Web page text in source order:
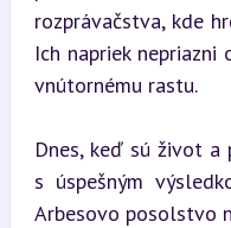
rozprávačstva, kde
Ich napriek
vnútornému rastu.
Dnes, keď sú život
s úspešným
Arbesovo posolstvo